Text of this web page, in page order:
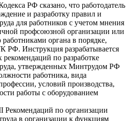
РФ сказано, что работодатель
и разработку правил и
для работников с учетом мнения
профсоюзной организации или
органа в порядке,
РФ. Инструкция разрабатывается
по разработке
утвержденных Минтрудом РФ
работника, вида
условий производства,
работы с оборудованием
Рекомендаций по организации
в организации к функциям